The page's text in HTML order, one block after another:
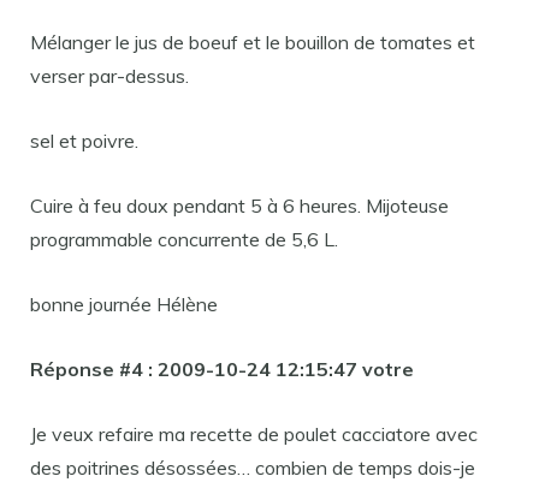
Mélanger le jus de boeuf et le bouillon de tomates et
verser par-dessus.
sel et poivre.
Cuire à feu doux pendant 5 à 6 heures. Mijoteuse
programmable concurrente de 5,6 L.
bonne journée Hélène
Réponse #4 : 2009-10-24 12:15:47 votre
Je veux refaire ma recette de poulet cacciatore avec
des poitrines désossées… combien de temps dois-je